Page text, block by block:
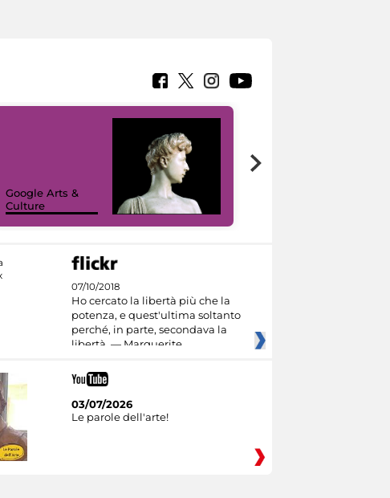
Google Arts &
Culture
07/10/2018
Ho cercato la libertà più che la
potenza, e quest'ultima soltanto
perché, in parte, secondava la
libertà. — Marguerite
03/07/2026
Le parole dell'arte!